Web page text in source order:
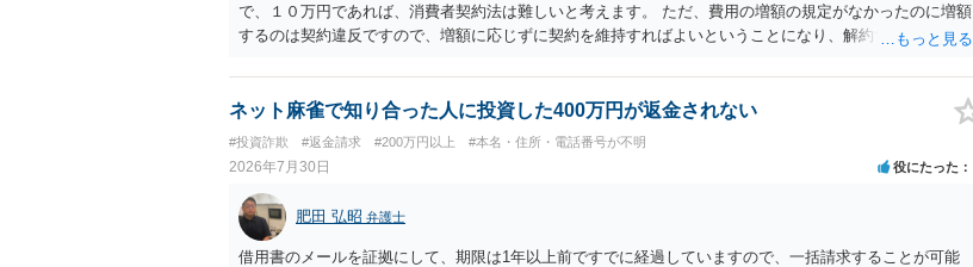
で、１０万円であれば、消費者契約法は難しいと考えます。 ただ、費用の増額の規定がなかったのに増額
するのは契約違反ですので、増額に応じずに契約を維持すればよいということになり、解約するのは理由
ネット麻雀で知り合った人に投資した400万円が返金されない
#投資詐欺 #返金請求 #200万円以上 #本名・住所・電話番号が不明
2026年7月30日 役にたった
肥田 弘昭 弁護士
借用書のメールを証拠にして、期限は1年以上前ですでに経過していますので、一括請求することが可能